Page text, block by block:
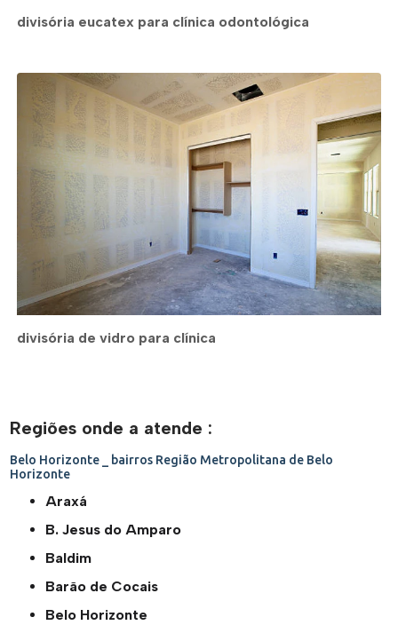
divisória eucatex para clínica odontológica
divisória de vidro para clínica
Regiões onde a atende :
Belo Horizonte _ bairros Região Metropolitana de Belo
Horizonte
Araxá
B. Jesus do Amparo
Baldim
Barão de Cocais
Belo Horizonte